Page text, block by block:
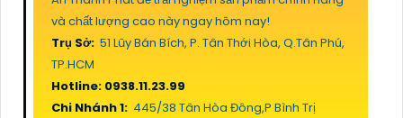
và chất lượng cao này ngay hôm nay!
Trụ Sở: 51 Lũy Bán Bích, P. Tân Thới Hòa, Q.Tân Phú,
TP.HCM
Hotline: 0938.11.23.99
Chi Nhánh 1: 445/38 Tân Hòa Đông,P Bình Trị